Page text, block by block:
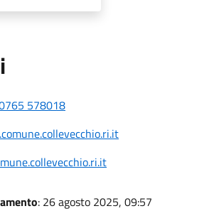
578018
: 26 agosto 2025, 09:57